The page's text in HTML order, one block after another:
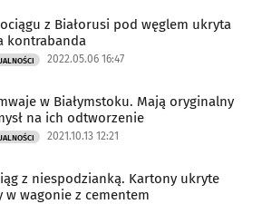
z Białorusi pod węglem ukryta
kontrabanda
2022.05.06 16:47
w Białymstoku. Mają oryginalny
na ich odtworzenie
2021.10.13 12:21
z niespodzianką. Kartony ukryte
w wagonie z cementem